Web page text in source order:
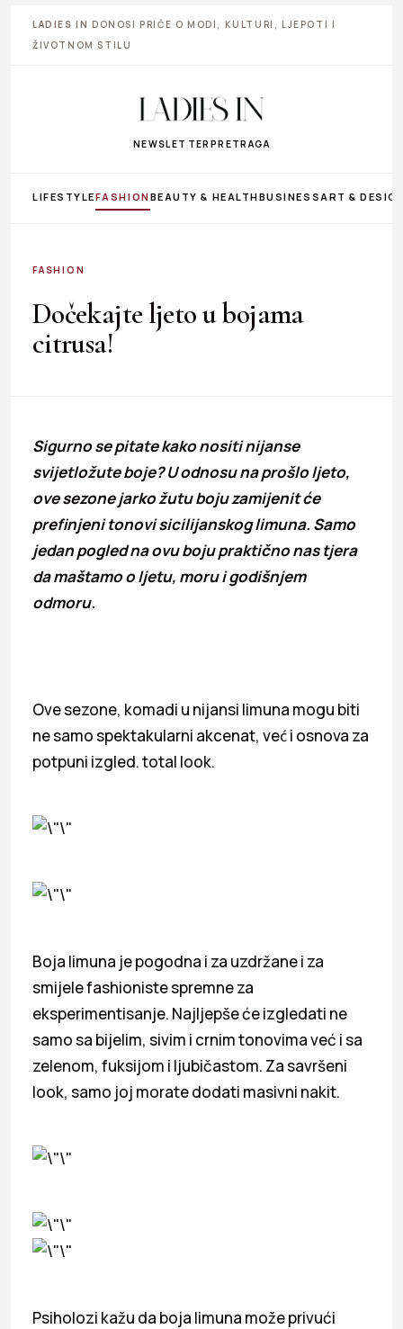
LADIES IN DONOSI PRIČE O MODI, KULTURI, LJEPOTI I
ŽIVOTNOM STILU
NEWSLETTER PRETRAGA
LIFESTYLEFASHIONBEAUTY & HEALTHBUSINESS ART &
FASHION
Dočekajte ljeto u bojama
citrusa!
Sigurno se pitate kako nositi nijanse
svijetložute boje? U odnosu na prošlo ljeto,
ove sezone jarko žutu boju zamijenit će
prefinjeni tonovi sicilijanskog limuna. Samo
jedan pogled na ovu boju praktično nas tjera
da maštamo o ljetu, moru i godišnjem
odmoru.
Ove sezone, komadi u nijansi limuna mogu biti
ne samo spektakularni akcenat, već i osnova za
potpuni izgled. total look.
Boja limuna je pogodna i za uzdržane i za
smijele fashioniste spremne za
eksperimentisanje. Najljepše će izgledati ne
samo sa bijelim, sivim i crnim tonovima već i sa
zelenom, fuksijom i ljubičastom. Za savršeni
look, samo joj morate dodati masivni nakit.
Psiholozi kažu da boja limuna može privući